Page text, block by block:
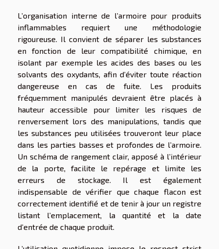
L’organisation interne de l’armoire pour produits
inflammables requiert une méthodologie
rigoureuse. Il convient de séparer les substances
en fonction de leur compatibilité chimique, en
isolant par exemple les acides des bases ou les
solvants des oxydants, afin d’éviter toute réaction
dangereuse en cas de fuite. Les produits
fréquemment manipulés devraient être placés à
hauteur accessible pour limiter les risques de
renversement lors des manipulations, tandis que
les substances peu utilisées trouveront leur place
dans les parties basses et profondes de l’armoire.
Un schéma de rangement clair, apposé à l’intérieur
de la porte, facilite le repérage et limite les
erreurs de stockage. Il est également
indispensable de vérifier que chaque flacon est
correctement identifié et de tenir à jour un registre
listant l’emplacement, la quantité et la date
d’entrée de chaque produit.